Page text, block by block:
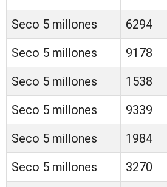
Seco 5 millones
6294
Seco 5 millones
9178
Seco 5 millones
1538
Seco 5 millones
9339
Seco 5 millones
1984
Seco 5 millones
3270